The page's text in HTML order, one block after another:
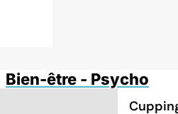
Bien-être - Psycho